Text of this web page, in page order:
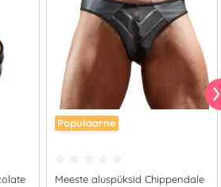
Populaarne
Meeste aluspüksid Chippendale